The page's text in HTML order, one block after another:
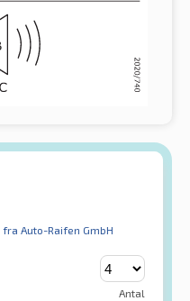
fra Auto-Raifen GmbH
Antal